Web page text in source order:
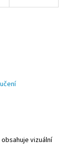
vizuální